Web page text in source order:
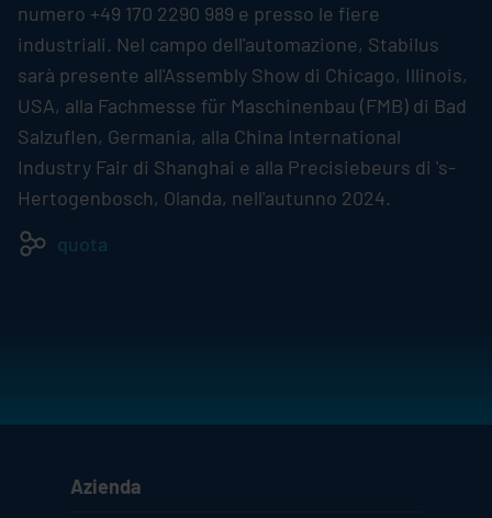
numero +49 170 2290 989 e presso le fiere
industriali. Nel campo dell'automazione, Stabilus
sarà presente all'Assembly Show di Chicago, Illinois,
USA, alla Fachmesse für Maschinenbau (FMB) di Bad
Salzuflen, Germania, alla China International
Industry Fair di Shanghai e alla Precisiebeurs di 's-
Hertogenbosch, Olanda, nell'autunno 2024.
quota
Azienda